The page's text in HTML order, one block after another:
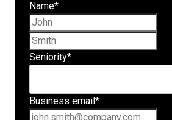
Name*
Seniority*
Business email *